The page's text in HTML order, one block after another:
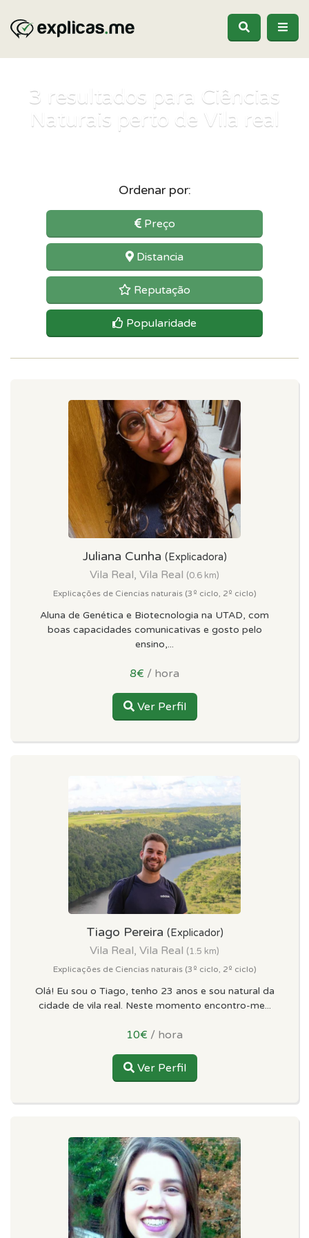
3 resultados para Ciências
Naturais perto de Vila real
Ordenar por:
Preço
Distancia
Reputação
Popularidade
Juliana Cunha (Explicadora)
Vila Real, Vila Real (0.6 km)
Explicações de Ciencias naturais (3º ciclo, 2º ciclo)
Aluna de Genética e Biotecnologia na UTAD, com
boas capacidades comunicativas e gosto pelo
ensino,...
8€ / hora
Ver Perfil
Tiago Pereira (Explicador)
Vila Real, Vila Real (1.5 km)
Explicações de Ciencias naturais (3º ciclo, 2º ciclo)
Olá! Eu sou o Tiago, tenho 23 anos e sou natural da
cidade de vila real. Neste momento encontro-me...
10€ / hora
Ver Perfil